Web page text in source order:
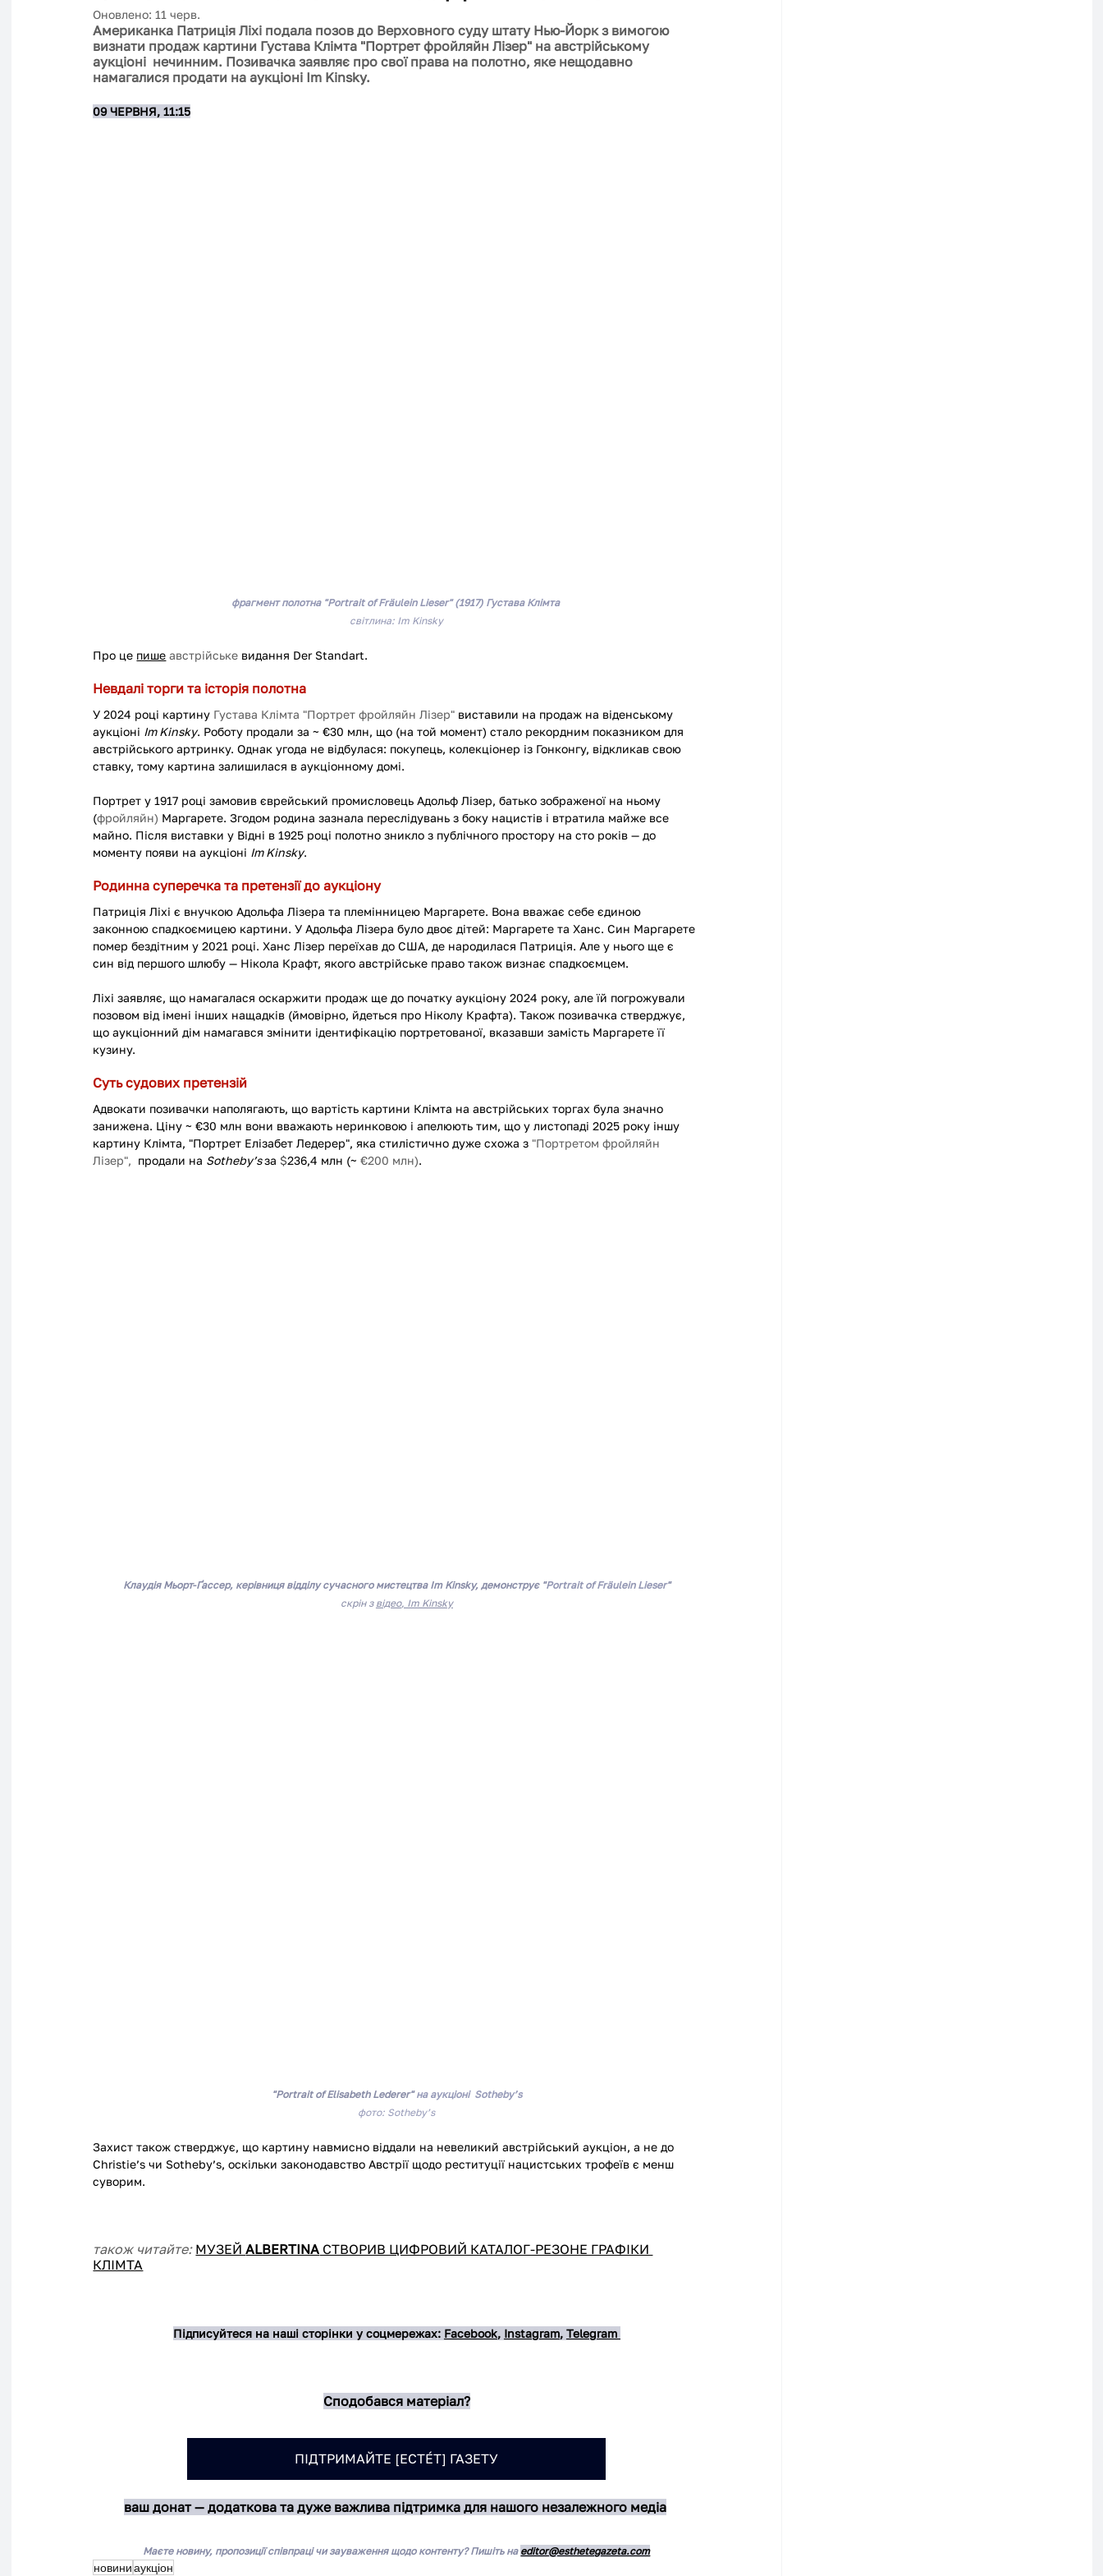
Оновлено:11 черв.
Американка Патриція Ліхі подала позов до Верховного суду штату Нью-Йорк з вимогою
визнати продаж картини Густава Клімта "Портрет фройляйн Лізер" на австрійському
аукціоні  нечинним. Позивачка заявляє про свої права на полотно, яке нещодавно
намагалися продати на аукціоні Im Kinsky.
09 ЧЕРВНЯ, 11:15
фрагмент полотна "Portrait of Fräulein Lieser" (1917) Густава Клімта
світлина: Im Kinsky
Про це пише австрійське видання Der Standart.
Невдалі торги та історія полотна
У 2024 році картину Густава Клімта "Портрет фройляйн Лізер" виставили на продаж на віденському
аукціоні Im Kinsky. Роботу продали за ~ €30 млн, що (на той момент) стало рекордним показником для
австрійського артринку. Однак угода не відбулася: покупець, колекціонер із Гонконгу, відкликав свою
ставку, тому картина залишилася в аукціонному домі.
Портрет у 1917 році замовив єврейський промисловець Адольф Лізер, батько зображеної на ньому
(фройляйн) Маргарете. Згодом родина зазнала переслідувань з боку нацистів і втратила майже все
майно. Після виставки у Відні в 1925 році полотно зникло з публічного простору на сто років — до
моменту появи на аукціоні Im Kinsky.
Родинна суперечка та претензії до аукціону
Патриція Ліхі є внучкою Адольфа Лізера та племінницею Маргарете. Вона вважає себе єдиною
законною спадкоємицею картини. У Адольфа Лізера було двоє дітей: Маргарете та Ханс. Син Маргарете
помер бездітним у 2021 році. Ханс Лізер переїхав до США, де народилася Патриція. Але у нього ще є
син від першого шлюбу — Нікола Крафт, якого австрійське право також визнає спадкоємцем.
Ліхі заявляє, що намагалася оскаржити продаж ще до початку аукціону 2024 року, але їй погрожували
позовом від імені інших нащадків (ймовірно, йдеться про Ніколу Крафта). Також позивачка стверджує,
що аукціонний дім намагався змінити ідентифікацію портретованої, вказавши замість Маргарете її
кузину.
Суть судових претензій
Адвокати позивачки наполягають, що вартість картини Клімта на австрійських торгах була значно
занижена. Ціну ~ €30 млн вони вважають неринковою і апелюють тим, що у листопаді 2025 року іншу
картину Клімта, "Портрет Елізабет Ледерер", яка стилістично дуже схожа з "Портретом фройляйн
Лізер", продали на Sotheby’s за $236,4 млн (~ €200 млн).
Клаудія Мьорт-Ґассер, керівниця відділу сучасного мистецтва Im Kinsky, демонструє "Portrait of Fräulein Lieser"
скрін з відео, Im Kinsky
"Portrait of Elisabeth Lederer" на аукціоні Sotheby’s
фото: Sotheby’s
Захист також стверджує, що картину навмисно віддали на невеликий австрійський аукціон, а не до
Christie’s чи Sotheby’s, оскільки законодавство Австрії щодо реституції нацистських трофеїв є менш
суворим.
також читайте: МУЗЕЙ ALBERTINA СТВОРИВ ЦИФРОВИЙ КАТАЛОГ-РЕЗОНЕ ГРАФІКИ
КЛІМТА
Підписуйтеся на наші сторінки у соцмережах: Facebook, Instagram, Telegram
Сподобався матеріал?
ПІДТРИМАЙТЕ [ЕСТÉТ] ГАЗЕТУ
ваш донат — додаткова та дуже важлива підтримка для нашого незалежного медіа
Маєте новину, пропозиції співпраці чи зауваження щодо контенту? Пишіть на editor@esthetegazeta.com
новини аукціон